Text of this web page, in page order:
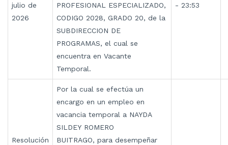
julio de
2026
PROFESIONAL ESPECIALIZADO,
CODIGO 2028, GRADO 20, de la
SUBDIRECCION DE
PROGRAMAS, el cual se
encuentra en Vacante
Temporal.
- 23:53
Resolución
Por la cual se efectúa un
encargo en un empleo en
vacancia temporal a NAYDA
SILDEY ROMERO
BUITRAGO, para desempeñar